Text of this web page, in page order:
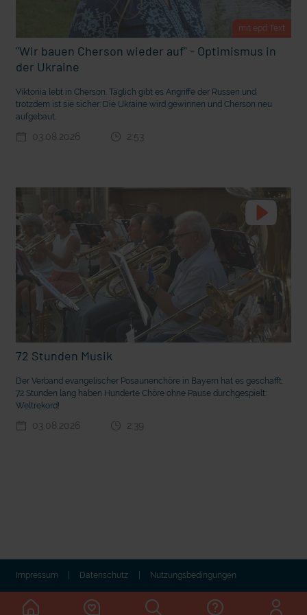
Nachhaltige Geldanlage: Rendite mit gutem Gewissen?
Ostern erleben wie vor 2000 Jahren in Jerusalem
mit epd Text
"Wir bauen Cherson wieder auf" - Optimismus in
der Ukraine
Viktoriia lebt in Cherson. Täglich gibt es Angriffe der Russen und
trotzdem ist sie sicher: Die Ukraine wird gewinnen und Cherson neu
aufgebaut.
03.08.2026 2:53
72 Stunden Musik
Der Verband evangelischer Posaunenchöre in Bayern hat es geschafft:
72 Stunden lang haben Hunderte Chöre ohne Pause durchgespielt:
Weltrekord!
03.08.2026 2:39
Impressum Datenschutz Nutzungsbedingungen